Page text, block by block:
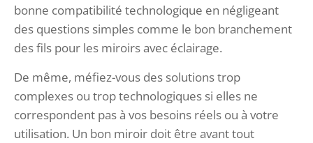
bonne compatibilité technologique en négligeant
des questions simples comme le bon branchement
des fils pour les miroirs avec éclairage.
De même, méfiez-vous des solutions trop
complexes ou trop technologiques si elles ne
correspondent pas à vos besoins réels ou à votre
utilisation. Un bon miroir doit être avant tout